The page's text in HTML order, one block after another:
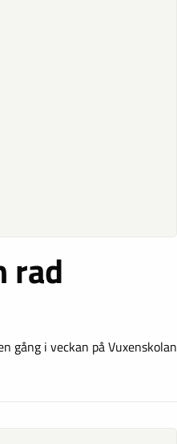
rad
gång i veckan på Vuxenskolan